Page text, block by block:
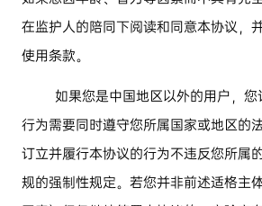
在监护人的陪同下阅读和同意本协议，
使用条款。
如果您是中国地区以外的用户，
行为需要同时遵守您所属国家或地区的
订立并履行本协议的行为不违反您所属
规的强制性规定。若您并非前述适格主